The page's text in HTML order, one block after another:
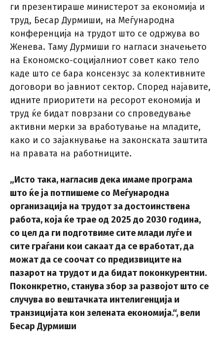
ги презентираше министерот за економија и
труд, Бесар Дурмиши, на Меѓународна
конференција на трудот што се одржува во
Женева. Таму Дурмиши го нагласи значењето
на Економско-социјалниот совет како тело
каде што се бара консензус за колективните
договори во јавниот сектор. Според најавите,
идните приоритети на ресорот економија и
труд ќе бидат поврзани со спроведување
активни мерки за вработување на младите,
како и со зајакнување на законската заштита
на правата на работниците.
„Исто така, нагласив дека имаме програма
што ќе ја потпишеме со Меѓународна
организација на трудот за достоинствена
работа, која ќе трае од 2025 до 2030 година,
со цел да ги подготвиме сите млади луѓе и
сите граѓани кои сакаат да се вработат, да
можат да се соочат со предизвиците на
пазарот на трудот и да бидат поконкурентни.
Поконкретно, станува збор за развојот што се
случува во вештачката интелигенција и
транзицијата кон зелената економија.“, вели
Бесар Дурмиши